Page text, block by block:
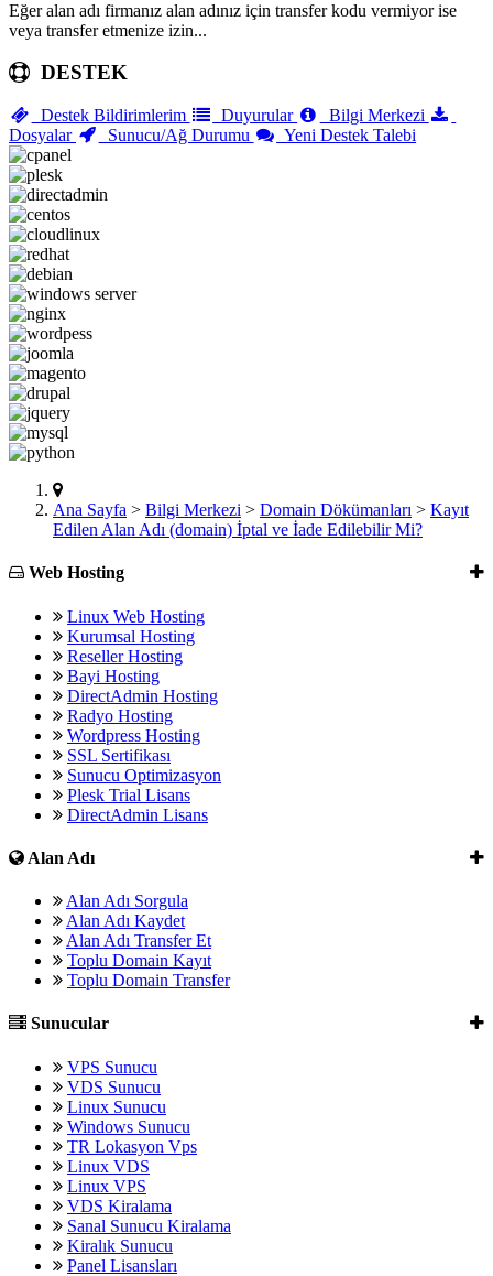
Eğer alan adı firmanız alan adınız için transfer kodu vermiyor ise
veya transfer etmenize izin...
DESTEK
Destek Bildirimlerim Duyurular
Bilgi Merkezi
Dosyalar
Sunucu/Ağ Durumu Yeni Destek Talebi
Ana Sayfa > Bilgi Merkezi > Domain Dökümanları > Kayıt
Edilen Alan Adı (domain) İptal ve İade Edilebilir Mi?
Web Hosting
Linux Web Hosting
Kurumsal Hosting
Reseller Hosting
Bayi Hosting
DirectAdmin Hosting
Radyo Hosting
Wordpress Hosting
SSL Sertifikası
Sunucu Optimizasyon
Plesk Trial Lisans
DirectAdmin Lisans
Alan Adı
Alan Adı Sorgula
Alan Adı Kaydet
Alan Adı Transfer Et
Toplu Domain Kayıt
Toplu Domain Transfer
Sunucular
VPS Sunucu
VDS Sunucu
Linux Sunucu
Windows Sunucu
TR Lokasyon Vps
Linux VDS
Linux VPS
VDS Kiralama
Sanal Sunucu Kiralama
Kiralık Sunucu
Panel Lisansları